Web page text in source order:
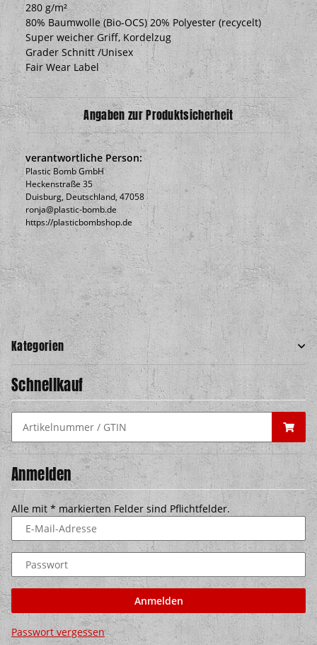
280 g/m²
80% Baumwolle (Bio-OCS) 20% Polyester (recycelt)
Super weicher Griff, Kordelzug
Grader Schnitt /Unisex
Fair Wear Label
Angaben zur Produktsicherheit
verantwortliche Person:
Plastic Bomb GmbH
Heckenstraße 35
Duisburg, Deutschland, 47058
ronja@plastic-bomb.de
https://plasticbombshop.de
Kategorien
Schnellkauf
Anmelden
Alle mit *markierten Felder sind Pflichtfelder.
E-Mail-Adresse
Passwort
Anmelden
Passwort vergessen